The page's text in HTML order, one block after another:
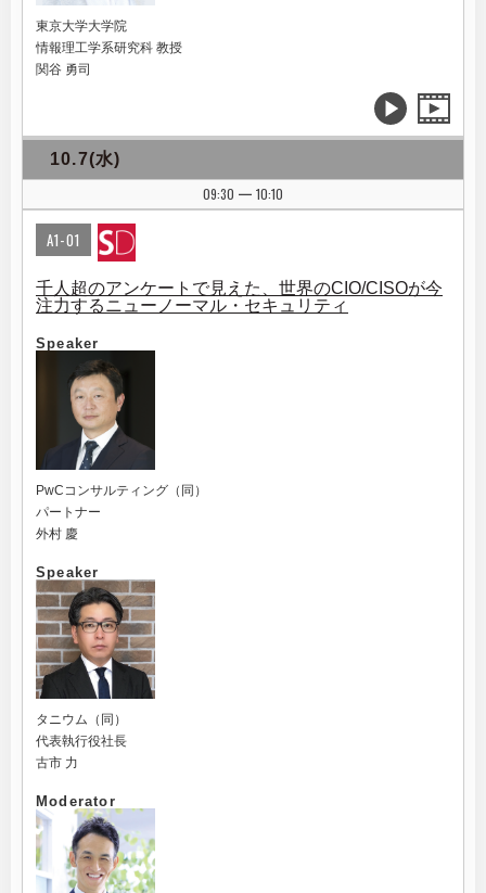
東京大学大学院
情報理工学系研究科 教授
関谷 勇司
10.7(水)
09:30
| 10:10
A1-01
千人超のアンケートで見えた、世界のCIO/CISOが今
注力するニューノーマル・セキュリティ
Speaker
PwCコンサルティング（同）
パートナー
外村 慶
Speaker
タニウム（同）
代表執行役社長
古市 力
Moderator